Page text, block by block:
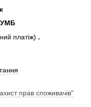
платіж) .
прав споживачів"